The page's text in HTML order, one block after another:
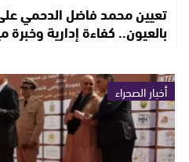
تعيين محمد فاضل الدحمي
بالعيون.. كفاءة إدارية وخبرة
أخبار الصحراء